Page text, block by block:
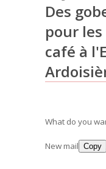
Des
pour
café à
What do you
New mail Copy